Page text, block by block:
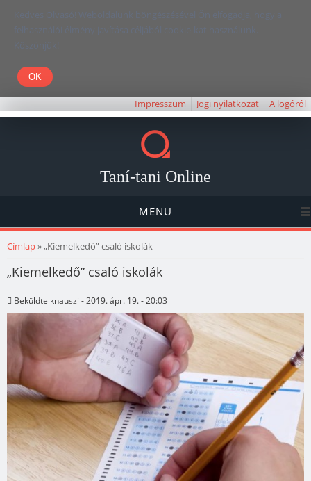
Kedves Olvasó! Weboldalunk böngészésével Ön elfogadja, hogy a
felhasználói élmény javítása céljából cookie-kat használunk.
Köszönjük!
Impresszum Jogi nyilatkozat A logóról
Taní-tani Online
MENU
Jelenlegi hely
Címlap» „Kiemelkedő” csaló iskolák
„Kiemelkedő” csaló iskolák
Beküldte knauszi - 2019. ápr. 19. - 20:03